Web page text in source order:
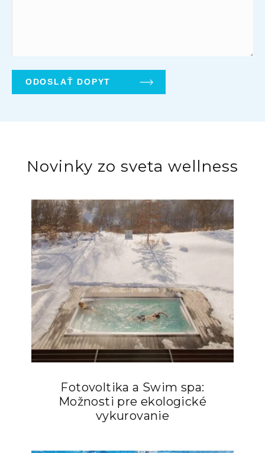
Novinky zo sveta wellness
Fotovoltika a Swim spa:
Možnosti pre ekologické
vykurovanie